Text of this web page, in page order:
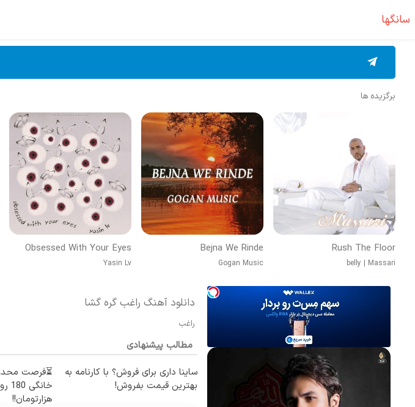
سانگها
برگزیده ها
Rush The Floor
belly | Massari
Bejna We Rinde
Gogan Music
Obsessed With Your Eyes
Yasin Lv
دانلود آهنگ راغب گره گشا
راغب
مطالب پیشنهادی
ساینا داری برای فروش؟ با کارنامه به
بهترین قیمت بفروش!
هزارتومان!!